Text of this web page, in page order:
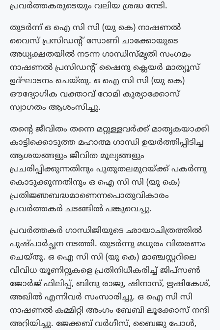
പ്രവർത്തകരുടെയും വലിയ ശ്രദ്ധ നേടി.
തുടർന്ന് ഒ ഐ സി സി (യു കെ) നാഷണൽ
വൈസ് പ്രസിഡന്റ്‌ സോണി ചാക്കോയുടെ
അധ്യക്ഷതയിൽ നടന്ന ഗാന്ധിസ്മൃതി സംഗമം
നാഷണൽ പ്രസിഡന്റ്‌ ഷൈനു ക്ലെയർ മാത്യൂസ്
ഉദ്ഘാടനം ചെയ്തു. ഒ ഐ സി സി (യു കെ)
ഔദ്യോഗിക വക്താവ് റോമി കുര്യാക്കോസ്
സ്വാഗതം ആശംസിച്ചു.
തന്റെ ജീവിതം തന്നെ മറ്റുള്ളവർക്ക് മാതൃകയാക്കി
കാട്ടിക്കൊടുത്ത മഹാത്മ ഗാന്ധി ഉയർത്തിപ്പിടിച്ച
ആശയങ്ങളും ജീവിത മൂല്യങ്ങളും
പ്രചരിപ്പിക്കുന്നതിനും പുതുതലമുറയ്ക്ക് പകർന്നു
കൊടുക്കുന്നതിനും ഒ ഐ സി സി (യു കെ)
പ്രതിജ്ഞബദ്ധമാണെന്നപൊതുവികാരം
പ്രവർത്തകർ ചടങ്ങിൽ പങ്കുവെച്ചു.
പ്രവർത്തകർ ഗാന്ധിജിയുടെ ഛായാചിത്രത്തിൽ
പുഷ്പാർച്ഛന നടത്തി. തുടർന്നു മധുരം വിതരണം
ചെയ്തു. ഒ ഐ സി സി (യു കെ) മാഞ്ചസ്റ്ററിലെ
വിവിധ യൂണിറ്റുകളെ പ്രതിനിധീകരിച്ച് ജിപ്സൺ
ജോർജ് ഫിലിപ്പ്, ബിന്ദു രാജു, ഷിനാസ്, ഋഷികേശ്,
അഖിൽ എന്നിവർ സംസാരിച്ചു. ഒ ഐ സി സി
നാഷണൽ കമ്മിറ്റി അംഗം ബേബി ലൂക്കോസ് നന്ദി
അറിയിച്ചു. ജേക്കബ് വർഗീസ്, ബൈജു പോൾ,